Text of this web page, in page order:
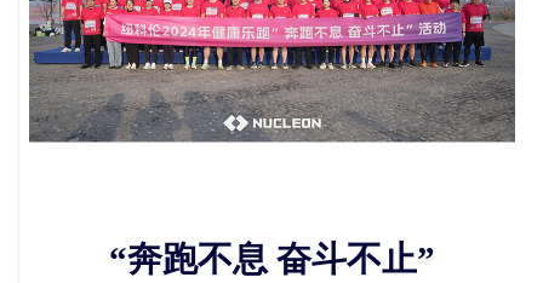
“奔跑不息 奋斗不止”